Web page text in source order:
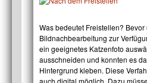
Was bedeutet Freistellen?
Bildnachbearbeitung zur
ein geeignetes Katzenfoto
ausschneiden und konnten es
Hintergrund kleben. Diese
auch digital möglich. Dazu